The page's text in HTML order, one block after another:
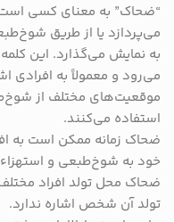
“ضحاک” به معنای کسی
می‌پردازد یا از طریق
به نمایش می‌گذارد. این
می‌رود و معمولاً به افرادی
موقعیت‌های مختلف از
استفاده می‌کنند.
ضحاک زمانه ممکن است به
خود به شوخ‌طبعی و
ضحاک محل تولد افراد
تولد آن شخص اشاره ندارد.